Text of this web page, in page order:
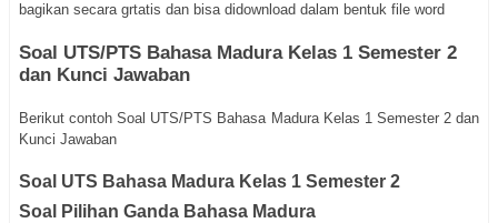
bagikan secara grtatis dan bisa didownload dalam bentuk file word
Soal UTS/PTS Bahasa Madura Kelas 1 Semester 2
dan Kunci Jawaban
Berikut contoh Soal UTS/PTS Bahasa Madura Kelas 1 Semester 2 dan
Kunci Jawaban
Soal UTS Bahasa Madura Kelas 1 Semester 2
Soal Pilihan Ganda Bahasa Madura